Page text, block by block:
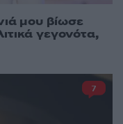
μου βίωσε
γεγονότα,
7